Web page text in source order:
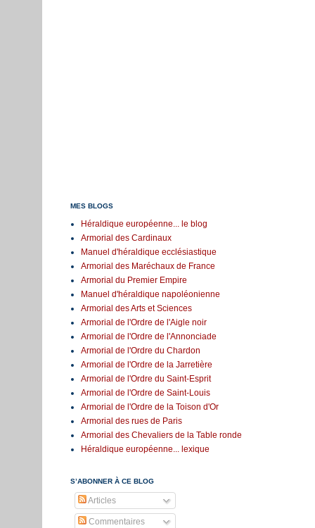
MES BLOGS
Héraldique européenne... le blog
Armorial des Cardinaux
Manuel d'héraldique ecclésiastique
Armorial des Maréchaux de France
Armorial du Premier Empire
Manuel d'héraldique napoléonienne
Armorial des Arts et Sciences
Armorial de l'Ordre de l'Aigle noir
Armorial de l'Ordre de l'Annonciade
Armorial de l'Ordre du Chardon
Armorial de l'Ordre de la Jarretière
Armorial de l'Ordre du Saint-Esprit
Armorial de l'Ordre de Saint-Louis
Armorial de l'Ordre de la Toison d'Or
Armorial des rues de Paris
Armorial des Chevaliers de la Table ronde
Héraldique européenne... lexique
S’ABONNER À CE BLOG
Articles
Commentaires